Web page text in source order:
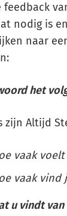
feedback
nodig is
naar
het
zijn Altijd
vaak
vaak vind
u vindt